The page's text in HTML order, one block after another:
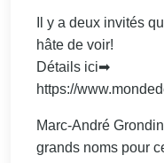
Il y a deux invités
hâte de voir!
Détails ici➡
https://
Marc-André
grands noms pour